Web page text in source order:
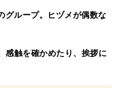
グループ。ヒヅメが偶数な
感触を確かめたり、挨拶に